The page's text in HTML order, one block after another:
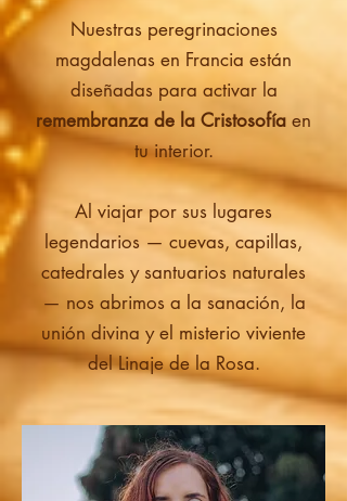
Nuestras peregrinaciones
magdalenas en Francia están
diseñadas para activar la
remembranza de la Cristosofía en
tu interior.
Al viajar por sus lugares
legendarios — cuevas, capillas,
catedrales y santuarios naturales
— nos abrimos a la sanación, la
unión divina y el misterio viviente
del Linaje de la Rosa.